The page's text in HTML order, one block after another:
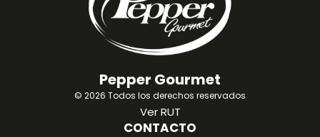
Pepper Gourmet
© 2026 Todos los derechos reservados
Ver RUT
CONTACTO